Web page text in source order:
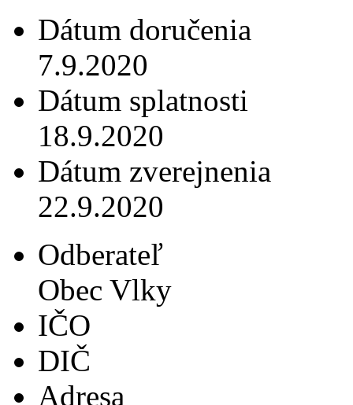
Dátum doručenia
7.9.2020
Dátum splatnosti
18.9.2020
Dátum zverejnenia
22.9.2020
Odberateľ
Obec Vlky
IČO
DIČ
Adresa